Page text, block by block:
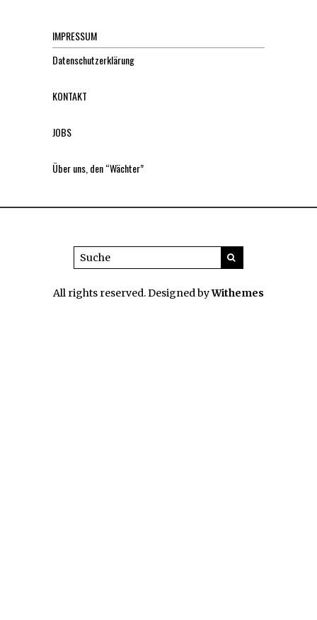
IMPRESSUM
Datenschutzerklärung
KONTAKT
JOBS
Über uns, den “Wächter”
All rights reserved. Designed byWithemes